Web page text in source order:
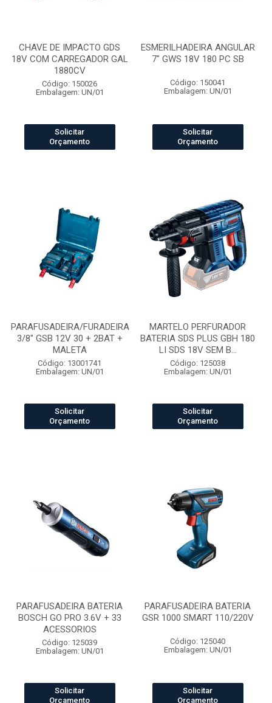
CHAVE DE IMPACTO GDS
18V COM CARREGADOR GAL
1880CV
Código: 150026
Embalagem: UN/01
Solicitar
Orçamento
ESMERILHADEIRA ANGULAR
7" GWS 18V 180 PC SB
Código: 150041
Embalagem: UN/01
Solicitar
Orçamento
PARAFUSADEIRA/FURADEIRA
3/8" GSB 12V 30 + 2BAT +
MALETA
Código: 13001741
Embalagem: UN/01
Solicitar
Orçamento
MARTELO PERFURADOR
BATERIA SDS PLUS GBH 180
LI SDS 18V SEM B...
Código: 125038
Embalagem: UN/01
Solicitar
Orçamento
PARAFUSADEIRA BATERIA
BOSCH GO PRO 3.6V + 33
ACESSORIOS
Código: 125039
Embalagem: UN/01
Solicitar
Orçamento
PARAFUSADEIRA BATERIA
GSR 1000 SMART 110/220V
Código: 125040
Embalagem: UN/01
Solicitar
Orçamento